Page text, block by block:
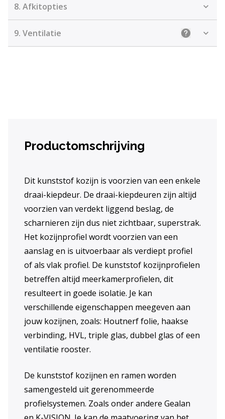
8. Afkitopties
9. Ventilatie Uitleg:
Productomschrijving
Dit kunststof kozijn is voorzien van een enkele
draai-kiepdeur. De draai-kiepdeuren zijn altijd
voorzien van verdekt liggend beslag, de
scharnieren zijn dus niet zichtbaar, superstrak.
Het kozijnprofiel wordt voorzien van een
aanslag en is uitvoerbaar als verdiept profiel
of als vlak profiel. De kunststof kozijnprofielen
betreffen altijd meerkamerprofielen, dit
resulteert in goede isolatie. Je kan
verschillende eigenschappen meegeven aan
jouw kozijnen, zoals: Houtnerf folie, haakse
verbinding, HVL, triple glas, dubbel glas of een
ventilatie rooster.
De kunststof kozijnen en ramen worden
samengesteld uit gerenommeerde
profielsystemen. Zoals onder andere Gealan